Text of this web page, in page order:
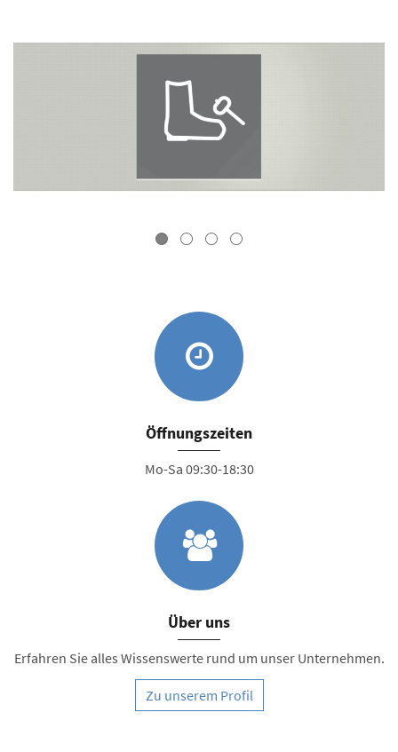
Öffnungszeiten
Mo-Sa 09:30-18:30
Über uns
Erfahren Sie alles Wissenswerte rund um unser Unternehmen.
Zu unserem Profil